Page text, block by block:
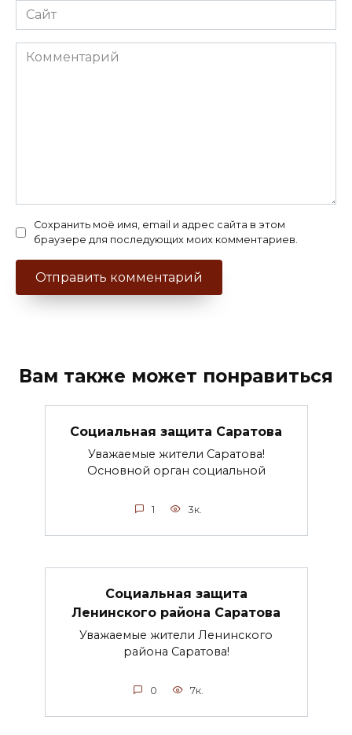
Сайт
Комментарий
Сохранить моё имя, email и адрес сайта в этом
браузере для последующих моих комментариев.
Вам также может понравиться
Социальная защита Саратова
Уважаемые жители Саратова!
Основной орган социальной
1 3к.
Социальная защита
Ленинского района Саратова
Уважаемые жители Ленинского
района Саратова!
0 7к.